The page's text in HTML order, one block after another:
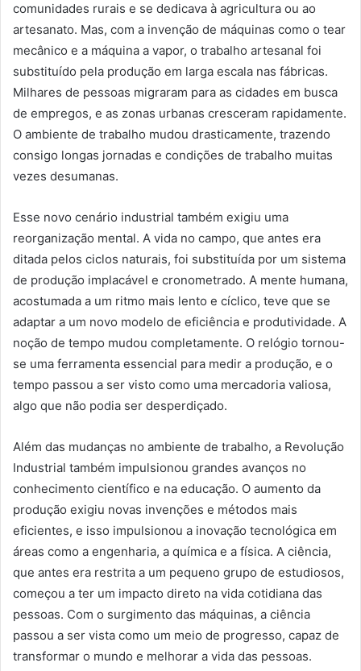
comunidades rurais e se dedicava à agricultura ou ao
artesanato. Mas, com a invenção de máquinas como o tear
mecânico e a máquina a vapor, o trabalho artesanal foi
substituído pela produção em larga escala nas fábricas.
Milhares de pessoas migraram para as cidades em busca
de empregos, e as zonas urbanas cresceram rapidamente.
O ambiente de trabalho mudou drasticamente, trazendo
consigo longas jornadas e condições de trabalho muitas
vezes desumanas.
Esse novo cenário industrial também exigiu uma
reorganização mental. A vida no campo, que antes era
ditada pelos ciclos naturais, foi substituída por um sistema
de produção implacável e cronometrado. A mente humana,
acostumada a um ritmo mais lento e cíclico, teve que se
adaptar a um novo modelo de eficiência e produtividade. A
noção de tempo mudou completamente. O relógio tornou-
se uma ferramenta essencial para medir a produção, e o
tempo passou a ser visto como uma mercadoria valiosa,
algo que não podia ser desperdiçado.
Além das mudanças no ambiente de trabalho, a Revolução
Industrial também impulsionou grandes avanços no
conhecimento científico e na educação. O aumento da
produção exigiu novas invenções e métodos mais
eficientes, e isso impulsionou a inovação tecnológica em
áreas como a engenharia, a química e a física. A ciência,
que antes era restrita a um pequeno grupo de estudiosos,
começou a ter um impacto direto na vida cotidiana das
pessoas. Com o surgimento das máquinas, a ciência
passou a ser vista como um meio de progresso, capaz de
transformar o mundo e melhorar a vida das pessoas.